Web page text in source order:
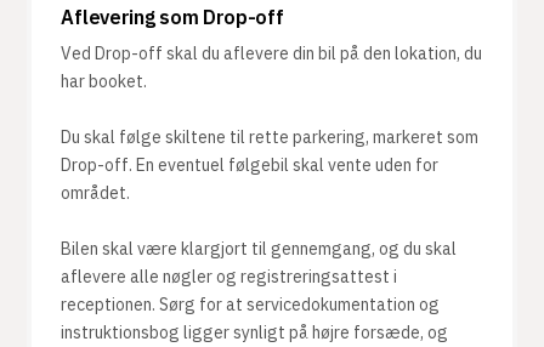
Aflevering som Drop-off
Ved Drop-off skal du aflevere din bil på den lokation, du
har booket.
Du skal følge skiltene til rette parkering, markeret som
Drop-off. En eventuel følgebil skal vente uden for
området.
Bilen skal være klargjort til gennemgang, og du skal
aflevere alle nøgler og registreringsattest i
receptionen. Sørg for at servicedokumentation og
instruktionsbog ligger synligt på højre forsæde, og